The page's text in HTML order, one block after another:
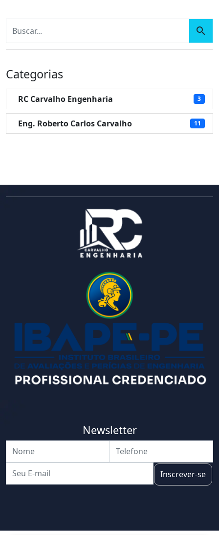
Categorias
RC Carvalho Engenharia 3
Eng. Roberto Carlos Carvalho 11
Newsletter
Inscrever-se